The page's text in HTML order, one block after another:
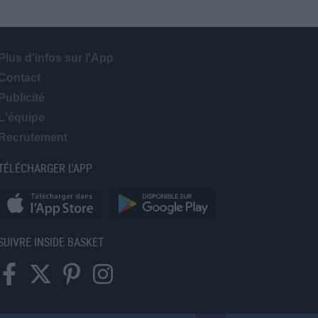
Plus d'infos sur l'App
Publicité
L'équipe
Recrutement
L'APP
INSIDE BASKET